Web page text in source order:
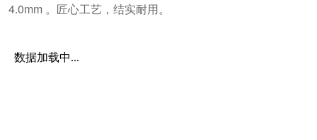
4.0mm 。匠心工艺，结实耐用。